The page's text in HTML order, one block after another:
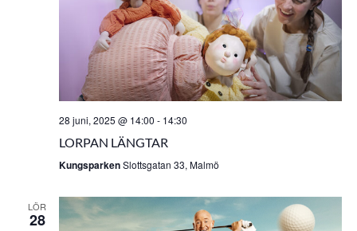
28 juni, 2025 @ 14:00 - 14:30
LORPAN LÄNGTAR
KungsparkenSlottsgatan 33, Malmö
LÖR
28